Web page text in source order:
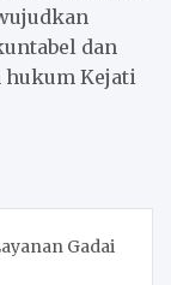
dan
Kejati
Gadai